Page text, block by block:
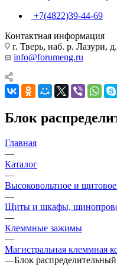
+7(4822)39-44-69
Контактная информация
г. Тверь, наб. р. Лазури,
info@forumeng.ru
Блок
Главная
—
Каталог
—
Высоковольтное и
—
Щиты и шкафы,
—
Клеммные зажимы
—
Магистральная клеммная
—Блок